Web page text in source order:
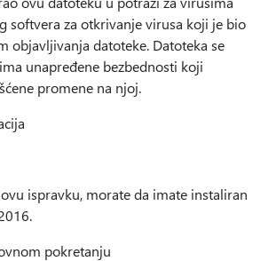
softvera za otkrivanje virusa koji je bio
objavljivanja datoteke. Datoteka se
unapređene bezbednosti koji
promene na njoj.
ispravku, morate da imate instaliran
pokretanju